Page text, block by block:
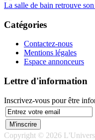
La salle de bain retrouve
Catégories
Contactez-nous
Mentions légales
Espace annonceurs
Lettre d'information
Inscrivez-vous pour être
Copyright © 2026 L'Univers